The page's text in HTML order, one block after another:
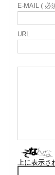
E-MAIL ( 必
URL
上に表示さ